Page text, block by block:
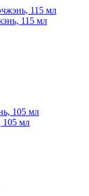
115 мл
105 мл